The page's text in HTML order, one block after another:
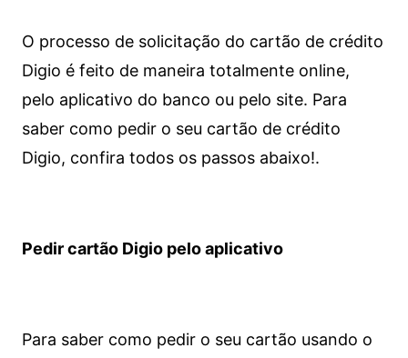
O processo de solicitação do cartão de crédito
Digio é feito de maneira totalmente online,
pelo aplicativo do banco ou pelo site. Para
saber como pedir o seu cartão de crédito
Digio, confira todos os passos abaixo!.
Pedir cartão Digio pelo aplicativo
Para saber como pedir o seu cartão usando o